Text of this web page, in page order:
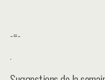
-=-
.